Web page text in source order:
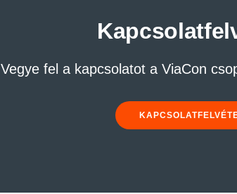
Vegye fel a kapcsolatot a ViaCon